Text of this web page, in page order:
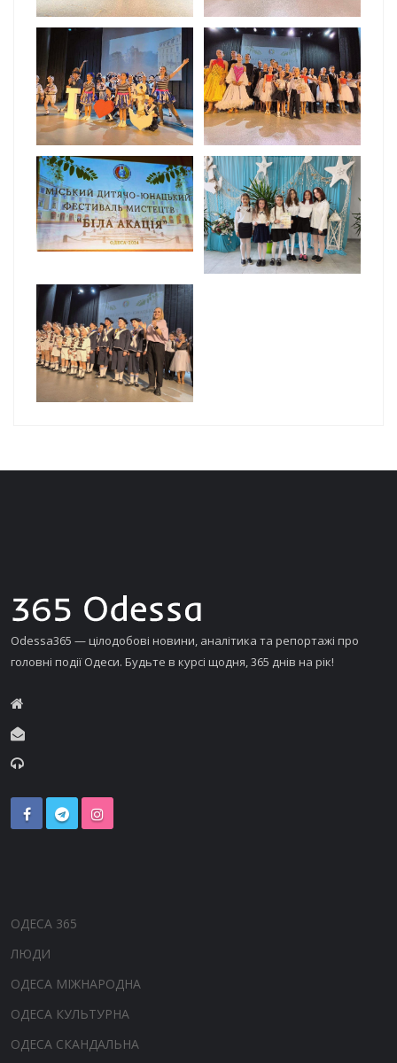
Odessa365 — цілодобові новини, аналітика та репортажі про
головні події Одеси. Будьте в курсі щодня, 365 днів на рік!
ОДЕСА 365
ЛЮДИ
ОДЕСА МІЖНАРОДНА
ОДЕСА КУЛЬТУРНА
ОДЕСА СКАНДАЛЬНА